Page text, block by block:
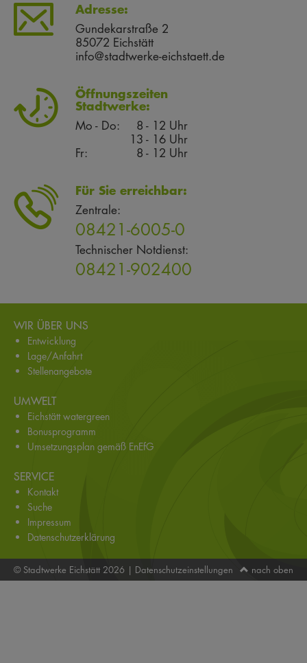
Adresse:
Gundekarstraße 2
85072 Eichstätt
info@stadtwerke-eichstaett.de
Öffnungszeiten
Stadtwerke:
Mo - Do:
Fr:
8 - 12 Uhr
13 - 16 Uhr
8 - 12 Uhr
Für Sie erreichbar:
Zentrale:
08421-6005-0
Technischer Notdienst:
08421-902400
WIR ÜBER UNS
Entwicklung
Lage/Anfahrt
Stellenangebote
UMWELT
Eichstätt watergreen
Bonusprogramm
Umsetzungsplan gemäß EnEfG
SERVICE
Kontakt
Suche
Impressum
Datenschutzerklärung
© Stadtwerke Eichstätt 2026 | Datenschutzeinstellungen nach oben